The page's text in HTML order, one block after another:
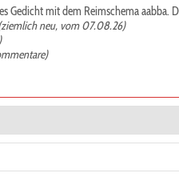
Gedicht mit dem Reimschema aabba.
neu, vom 07.08.26)